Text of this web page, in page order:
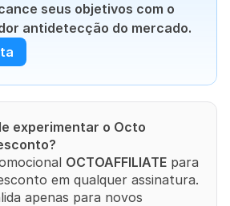
seus objetivos com o
antidetecção do mercado.
experimentar o Octo
OCTOAFFILIATE para
em qualquer assinatura.
apenas para novos